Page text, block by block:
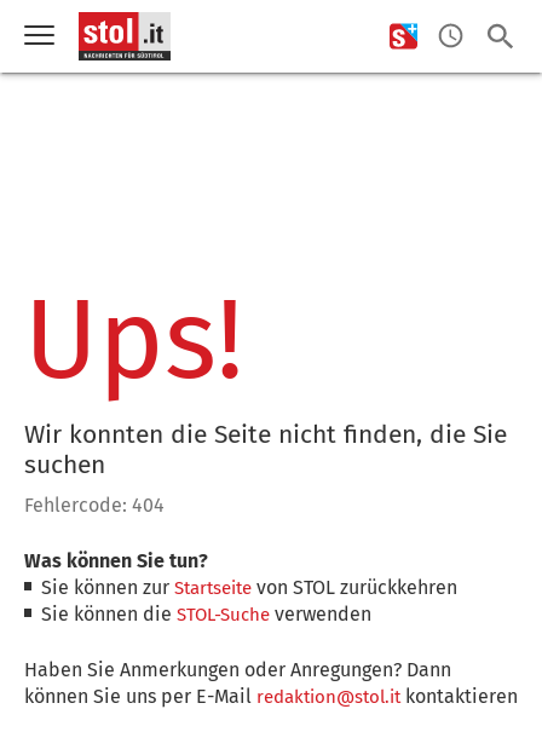
Ups!
Wir konnten die Seite nicht finden, die Sie
suchen
Fehlercode: 404
Was können Sie tun?
Sie können zurStartseite von STOL zurückkehren
Sie können dieSTOL-Suche verwenden
Haben Sie Anmerkungen oder Anregungen? Dann
können Sie uns per E-Mail redaktion@stol.itkontaktieren